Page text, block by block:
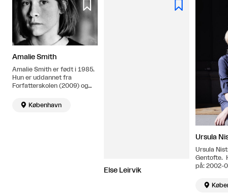

Amalie Smith
Amalie Smith er født i 1985.
Hun er uddannet fra
Forfatterskolen (2009) og
Kunstakademi (2015). Bor
og arbejder i København.
 København

Else Leirvik
Ursula
Ursula
Gentofte.
på: 2002-
2003
the Arts,
